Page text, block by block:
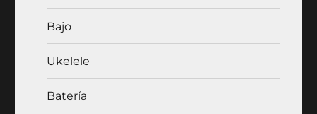
Bajo
Ukelele
Batería